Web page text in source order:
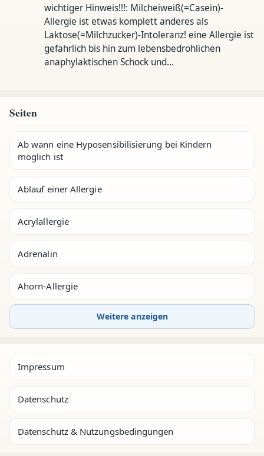
wichtiger Hinweis!!!: Milcheiweiß(=Casein)-
Allergie ist etwas komplett anderes als
Laktose(=Milchzucker)-Intoleranz! eine Allergie ist
gefährlich bis hin zum lebensbedrohlichen
anaphylaktischen Schock und…
Seiten
Ab wann eine Hyposensibilisierung bei Kindern
möglich ist
Ablauf einer Allergie
Acrylallergie
Adrenalin
Ahorn-Allergie
Weitere anzeigen
Impressum
Datenschutz
Datenschutz & Nutzungsbedingungen